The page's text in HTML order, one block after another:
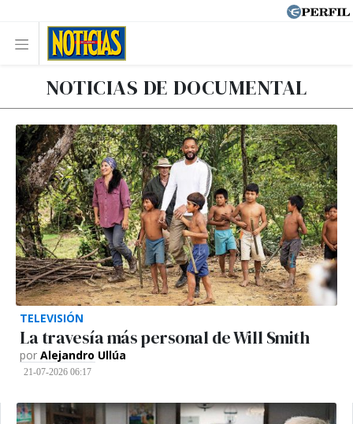
NOTICIAS DE DOCUMENTAL
TELEVISIÓN
La travesía más personal de Will Smith
por Alejandro Ullúa
21-07-2026 06:17